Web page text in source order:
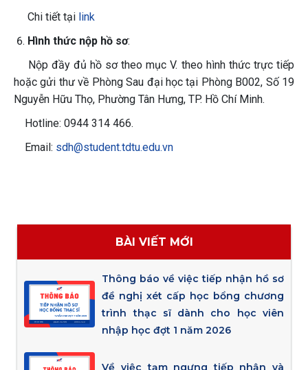
Chi tiết tại link
Hình thức nộp hồ sơ:
Nộp đầy đủ hồ sơ theo mục V. theo hình thức trực tiếp
hoặc gửi thư về Phòng Sau đại học tại Phòng B002, Số 19
Nguyễn Hữu Thọ, Phường Tân Hưng, TP. Hồ Chí Minh.
Hotline: 0944 314 466.
Email: sdh@student.tdtu.edu.vn
BÀI VIẾT MỚI
Thông báo về việc tiếp nhận hồ sơ
đề nghị xét cấp học bổng chương
trình thạc sĩ dành cho học viên
nhập học đợt 1 năm 2026